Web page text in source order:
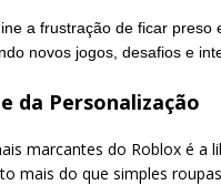
a frustração de ficar
novos jogos, desafios e
da Personalização
marcantes do Roblox é a
mais do que simples